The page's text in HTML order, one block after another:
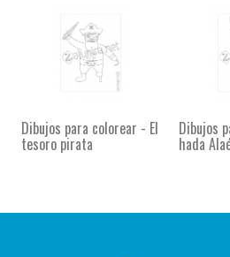
Dibujos para colorear - El
tesoro pirata
Dibujos
hada